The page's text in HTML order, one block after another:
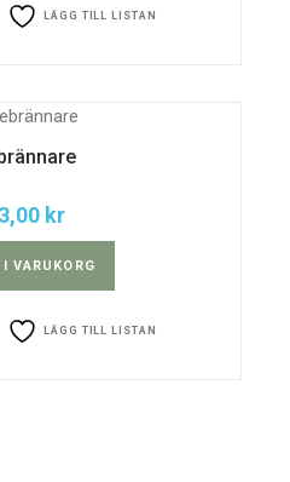
LÄGG TILL LISTAN
kr
I VARUKORG
LÄGG TILL LISTAN